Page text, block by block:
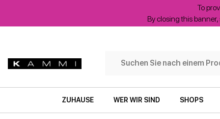
To
By closing this
ZUHAUSE WER WIR SIND SHOPS